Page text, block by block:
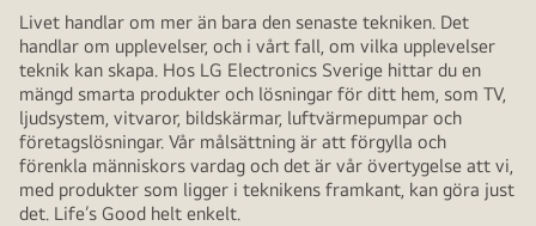
Livet handlar om mer än bara den senaste tekniken. Det
handlar om upplevelser, och i vårt fall, om vilka upplevelser
teknik kan skapa. Hos LG Electronics Sverige hittar du en
mängd smarta produkter och lösningar för ditt hem, som TV,
ljudsystem, vitvaror, bildskärmar, luftvärmepumpar och
företagslösningar. Vår målsättning är att förgylla och
förenkla människors vardag och det är vår övertygelse att vi,
med produkter som ligger i teknikens framkant, kan göra just
det. Life’s Good helt enkelt.